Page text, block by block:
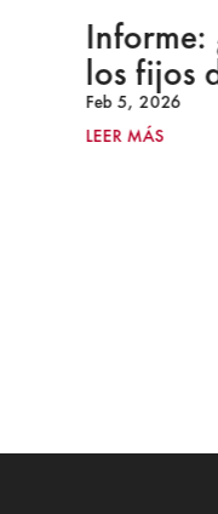
Informe:
los fijos
Feb 5, 2026
LEER MÁS